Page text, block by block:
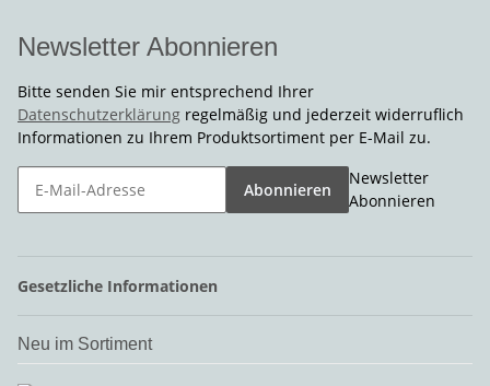
Newsletter Abonnieren
Bitte senden Sie mir entsprechend Ihrer
Datenschutzerklärung regelmäßig und jederzeit widerruflich
Informationen zu Ihrem Produktsortiment per E-Mail zu.
Abonnieren
Newsletter
Abonnieren
Gesetzliche Informationen
Neu im Sortiment